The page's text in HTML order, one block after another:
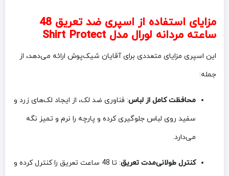
مزایای استفاده از اسپری ضد تعریق 48
ساعته مردانه لورال مدل Shirt Protect
این اسپری مزایای متعددی برای آقایان شیک‌پوش ارائه می‌دهد، از
جمله:
محافظت کامل از لباس: فناوری ضد لک، از ایجاد لک‌های زرد و
سفید روی لباس جلوگیری کرده و پارچه را نرم و تمیز نگه
می‌دارد.
کنترل طولانی‌مدت تعریق
: تا 48 ساعت تعریق را کنترل کرده و